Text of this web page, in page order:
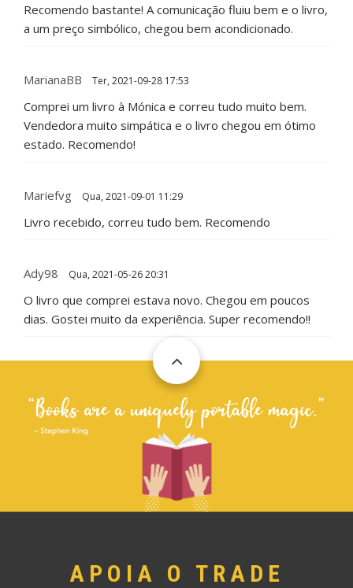
Recomendo bastante! A comunicação fluiu bem e o livro,
a um preço simbólico, chegou bem acondicionado.
MarianaBB Ter, 2021-09-28 17:53
Comprei um livro à Mónica e correu tudo muito bem.
Vendedora muito simpática e o livro chegou em ótimo
estado. Recomendo!
Mariefvg Qua, 2021-09-01 11:29
Livro recebido, correu tudo bem. Recomendo
Ady98 Qua, 2021-05-26 20:31
O livro que comprei estava novo. Chegou em poucos
dias. Gostei muito da experiência. Super recomendo!!
APOIA O TRADE